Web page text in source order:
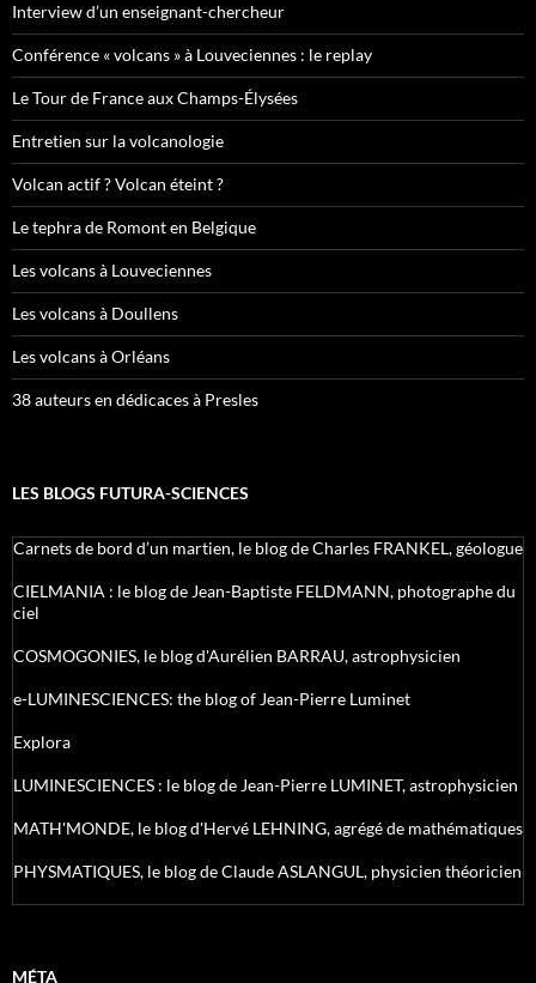
Interview d’un enseignant-chercheur
Conférence « volcans » à Louveciennes : le replay
Le Tour de France aux Champs-Élysées
Entretien sur la volcanologie
Volcan actif ? Volcan éteint ?
Le tephra de Romont en Belgique
Les volcans à Louveciennes
Les volcans à Doullens
Les volcans à Orléans
38 auteurs en dédicaces à Presles
LES BLOGS FUTURA-SCIENCES
Carnets de bord d’un martien, le blog de Charles FRANKEL, géologue
CIELMANIA : le blog de Jean-Baptiste FELDMANN, photographe du
ciel
COSMOGONIES, le blog d'Aurélien BARRAU, astrophysicien
e-LUMINESCIENCES: the blog of Jean-Pierre Luminet
Explora
LUMINESCIENCES : le blog de Jean-Pierre LUMINET, astrophysicien
MATH'MONDE, le blog d'Hervé LEHNING, agrégé de mathématiques
PHYSMATIQUES, le blog de Claude ASLANGUL, physicien théoricien
MÉTA